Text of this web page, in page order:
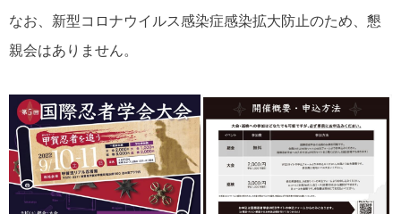
なお、新型コロナウイルス感染症感染拡大防止のため、懇
親会はありません。